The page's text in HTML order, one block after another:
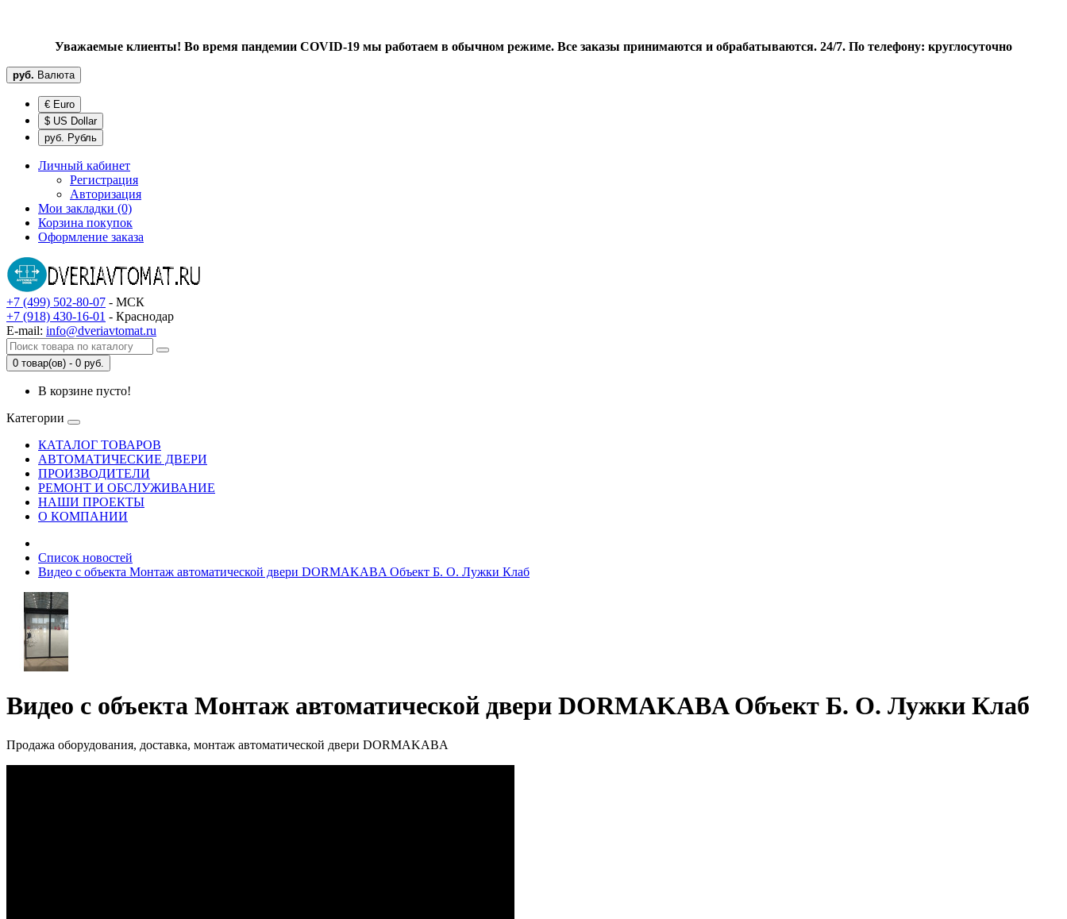
Уважаемые клиенты! Во время пандемии COVID-19 мы работаем в обычном режиме. Все заказы принимаются и обрабатываются. 24/7. По телефону: круглосуточно
руб. Валюта
€ Euro
$ US Dollar
руб. Рубль
Личный кабинет
Регистрация
Авторизация
Мои закладки (0)
Корзина покупок
Оформление заказа
+7 (499) 502-80-07 - МСК
+7 (918) 430-16-01 - Краснодар
E-mail: info@dveriavtomat.ru
0 товар(ов) - 0 руб.
В корзине пусто!
Категории
КАТАЛОГ ТОВАРОВ
АВТОМАТИЧЕСКИЕ ДВЕРИ
ПРОИЗВОДИТЕЛИ
РЕМОНТ И ОБСЛУЖИВАНИЕ
НАШИ ПРОЕКТЫ
О КОМПАНИИ
Список новостей
Видео с объекта Монтаж автоматической двери DORMAKABA Объект Б. О. Лужки Клаб
Видео с объекта Монтаж автоматической двери DORMAKABA Объект Б. О. Лужки Клаб
Продажа оборудования, доставка, монтаж автоматической двери DORMAKABA